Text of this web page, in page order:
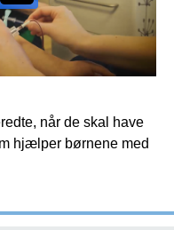
når de skal have
hjælper børnene med